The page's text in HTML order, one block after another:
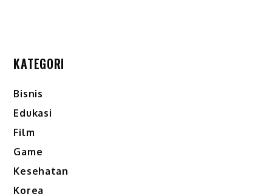
KATEGORI
Bisnis
Edukasi
Film
Game
Kesehatan
Korea